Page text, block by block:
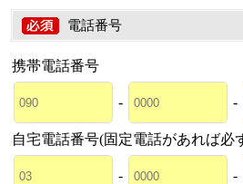
電話番号
携帯電話番号
- -
自宅電話番号(固定電話があれば必
- -